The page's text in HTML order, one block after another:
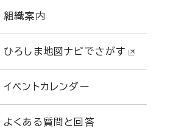
組織案内
ひろしま地図ナビでさがす
イベントカレンダー
よくある質問と回答